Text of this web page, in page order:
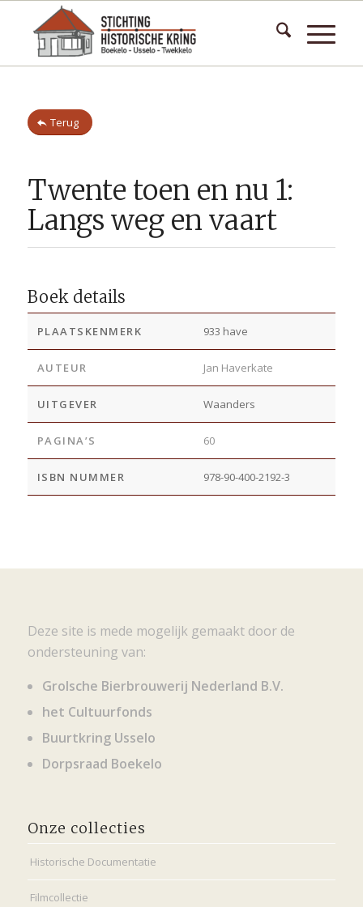
Terug
Twente toen en nu 1:
Langs weg en vaart
Boek details
PLAATSKENMERK 933 have
AUTEUR Jan Haverkate
UITGEVER Waanders
PAGINA’S 60
ISBN NUMMER 978-90-400-2192-3
Deze site is mede mogelijk gemaakt door de
ondersteuning van:
Grolsche Bierbrouwerij Nederland B.V.
het Cultuurfonds
Buurtkring Usselo
Dorpsraad Boekelo
Onze collecties
Historische Documentatie
Filmcollectie